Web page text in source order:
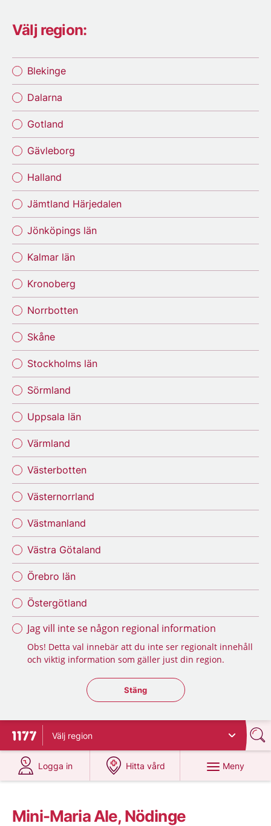
Välj region:
Blekinge
Dalarna
Gotland
Gävleborg
Halland
Jämtland Härjedalen
Jönköpings län
Kalmar län
Kronoberg
Norrbotten
Skåne
Stockholms län
Sörmland
Uppsala län
Värmland
Västerbotten
Västernorrland
Västmanland
Västra Götaland
Örebro län
Östergötland
Jag vill inte se någon regional information
Obs! Detta val innebär att du inte ser regionalt innehåll
och viktig information som gäller just din region.
Stäng regionsväljaren
Stäng
Till startsidan för 1177
Välj region
Logga in
på 1177.se
Hitta vård
på 1177.se
Meny
Mini-Maria Ale, Nödinge